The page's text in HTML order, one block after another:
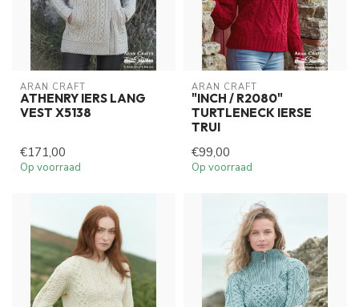
ARAN CRAFT
ATHENRY IERS LANG
VEST X5138
€171,00
Op voorraad
ARAN CRAFT
"INCH / R2080"
TURTLENECK IERSE
TRUI
€99,00
Op voorraad